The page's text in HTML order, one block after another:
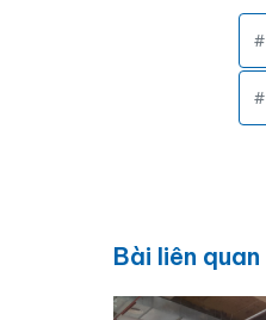
Bài liên quan